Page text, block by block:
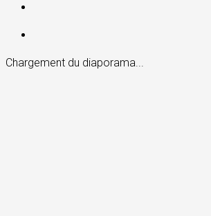
Chargement du diaporama...